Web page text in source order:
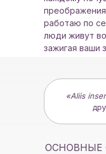
работаю по
люди живут
зажигая ваши
ОСНОВНЫЕ
«Aliis